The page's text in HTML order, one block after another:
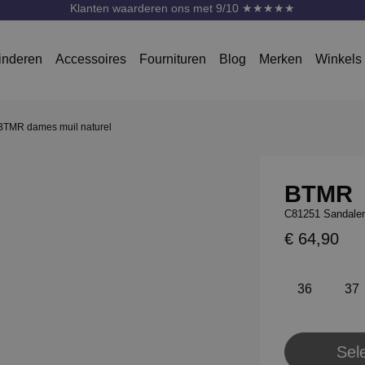
Klanten waarderen ons met 9/10 ★★★★★
Accessoires Fournituren Blog Merken Winkels
dames muil naturel
BTMR
C81251
€ 64,90
36 37